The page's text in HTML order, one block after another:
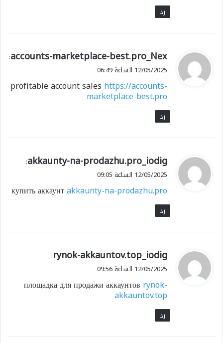
رد
ي
ق
ل
accounts-marketplace-best.pro_Nex
:
12/05/2025 الساعة 06:49
profitable account sales https://accounts-
marketplace-best.pro
رد
ي
ق
ل
akkaunty-na-prodazhu.pro_iodig
:
12/05/2025 الساعة 09:05
купить аккаунтakkaunty-na-prodazhu.pro
رد
ي
ق
ل
rynok-akkauntov.top_iodig
:
12/05/2025 الساعة 09:56
площадка для продажи аккаунтов rynok-
akkauntov.top
رد